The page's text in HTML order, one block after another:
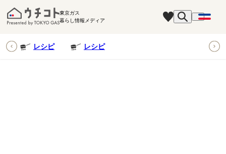
東京ガス
暮らし情報メディア
レシピ レシピ